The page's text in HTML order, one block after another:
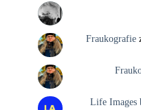
Fraukografie
Life Images